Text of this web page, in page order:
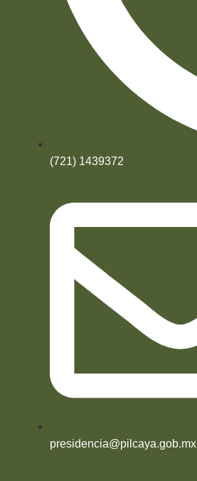
(721) 1439372
presidencia@pilcaya.gob.mx